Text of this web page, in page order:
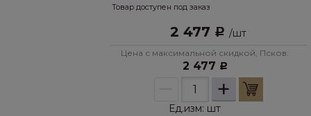
Товар доступен под заказ
2 477 Р /шт
Цена с максимальной скидкой, Псков:
2 477 Р
+
Ед.изм: шт